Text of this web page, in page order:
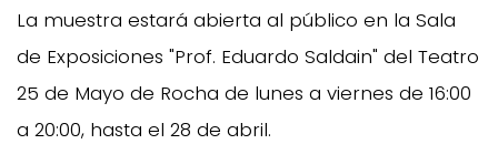
La muestra estará abierta al público en la Sala
de Exposiciones "Prof. Eduardo Saldain" del Teatro
25 de Mayo de Rocha de lunes a viernes de 16:00
a 20:00, hasta el 28 de abril.